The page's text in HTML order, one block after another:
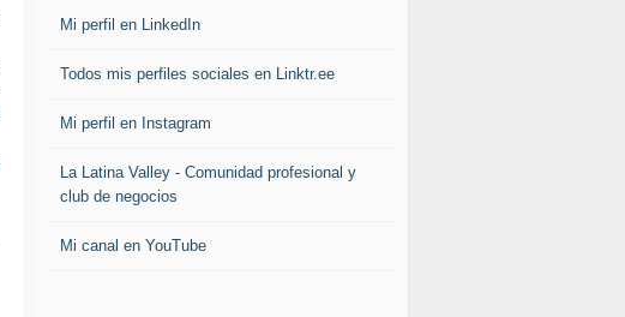
Mi perfil en LinkedIn
Todos mis perfiles sociales en Linktr.ee
Mi perfil en Instagram
La Latina Valley - Comunidad profesional y
club de negocios
Mi canal en YouTube